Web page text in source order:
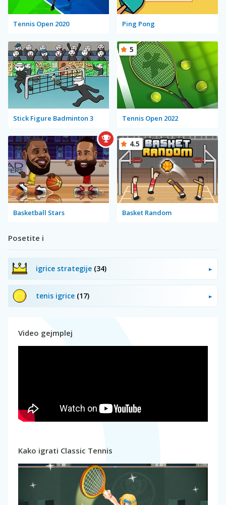
Tennis Open 2020 Ping Pong
Stick Figure Badminton 3 Tennis Open 2022
5
Basketball Stars Basket Random
4.5
Posetite i
igrice strategije (34)
tenis igrice (17)
Video gejmplej
Kako igrati Classic Tennis